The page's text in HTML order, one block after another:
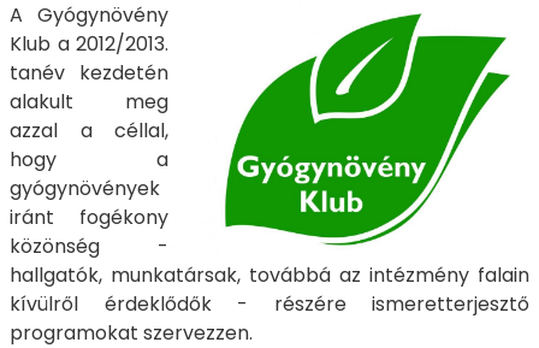
A Gyógynövény
Klub a 2012/2013.
tanév kezdetén
alakult meg
azzal a céllal,
hogy a
gyógynövények
iránt fogékony
közönség -
hallgatók, munkatársak, továbbá az intézmény falain
kívülről érdeklődők - részére ismeretterjesztő
programokat szervezzen.